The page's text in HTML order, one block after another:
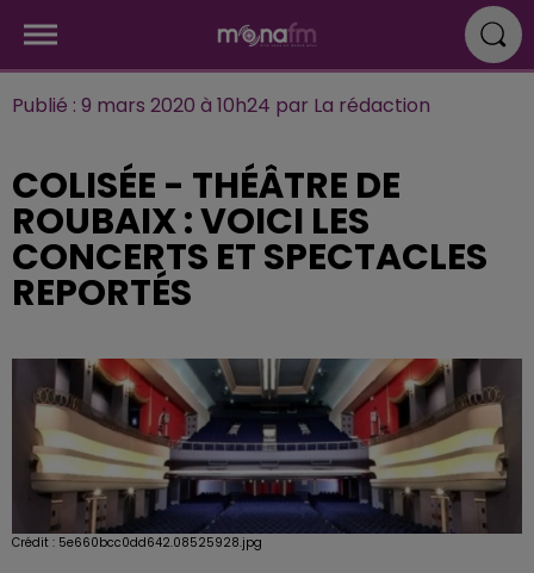
Publié : 9 mars 2020 à 10h24 par La rédaction
COLISÉE - THÉÂTRE DE
ROUBAIX : VOICI LES
CONCERTS ET SPECTACLES
REPORTÉS
Crédit : 5e660bcc0dd642.08525928.jpg